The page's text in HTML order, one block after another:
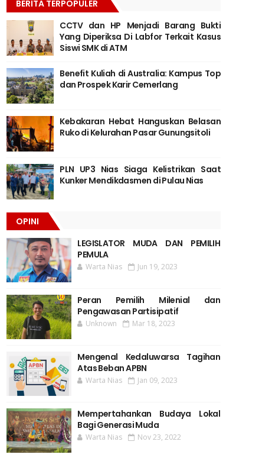
BERITA TERPOPULER
CCTV dan HP Menjadi Barang Bukti
Yang Diperiksa Di Labfor Terkait Kasus
Siswi SMK di ATM
Benefit Kuliah di Australia: Kampus Top
dan Prospek Karir Cemerlang
Kebakaran Hebat Hanguskan Belasan
Ruko di Kelurahan Pasar Gunungsitoli
PLN UP3 Nias Siaga Kelistrikan Saat
Kunker Mendikdasmen di Pulau Nias
OPINI
LEGISLATOR MUDA DAN PEMILIH
PEMULA
Warta Nias Jun 19, 2023
Peran Pemilih Milenial dan
Pengawasan Partisipatif
Unknown Mar 18, 2023
Mengenal Kedaluwarsa Tagihan
Atas Beban APBN
Warta Nias Jan 09, 2023
Mempertahankan Budaya Lokal
Bagi Generasi Muda
Warta Nias Nov 23, 2022